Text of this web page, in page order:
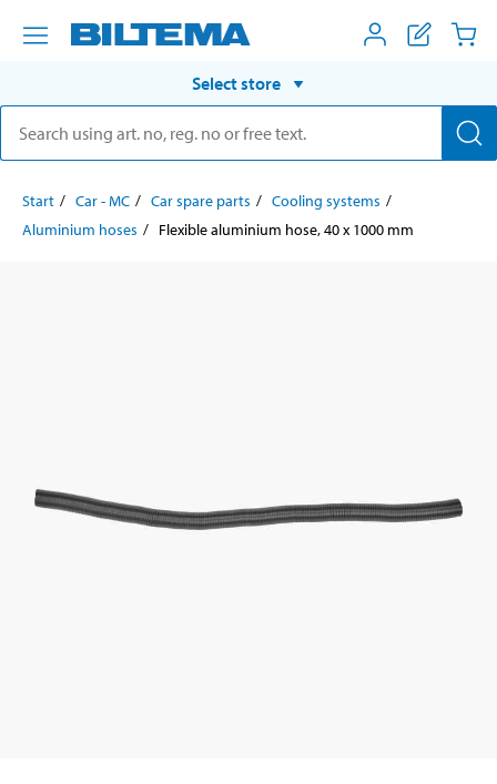
Select store
Start Car - MC Car spare parts
Cooling systems
Aluminium hoses
Flexible aluminium hose, 40 x 1000 mm